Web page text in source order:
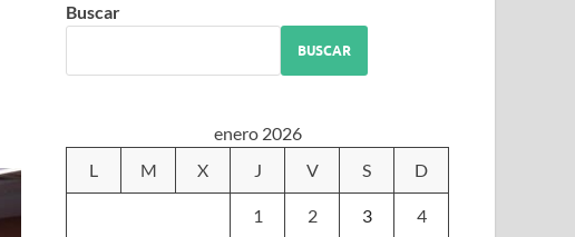
Buscar
BUSCAR
enero 2026
L
M X J V S D
1 2 3 4